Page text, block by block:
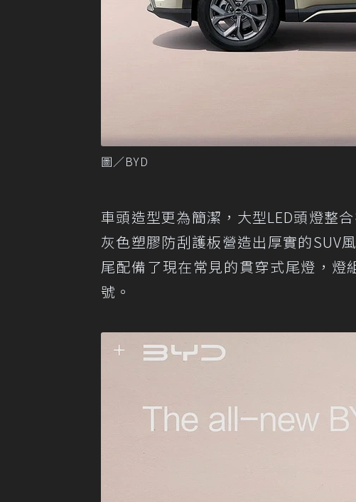
圖／BYD
車頭造型更為簡潔，大型LED頭燈整
灰色塑膠防刮護板營造出厚實的SUV
尾配備了現在常見的貫穿式尾燈，
號。